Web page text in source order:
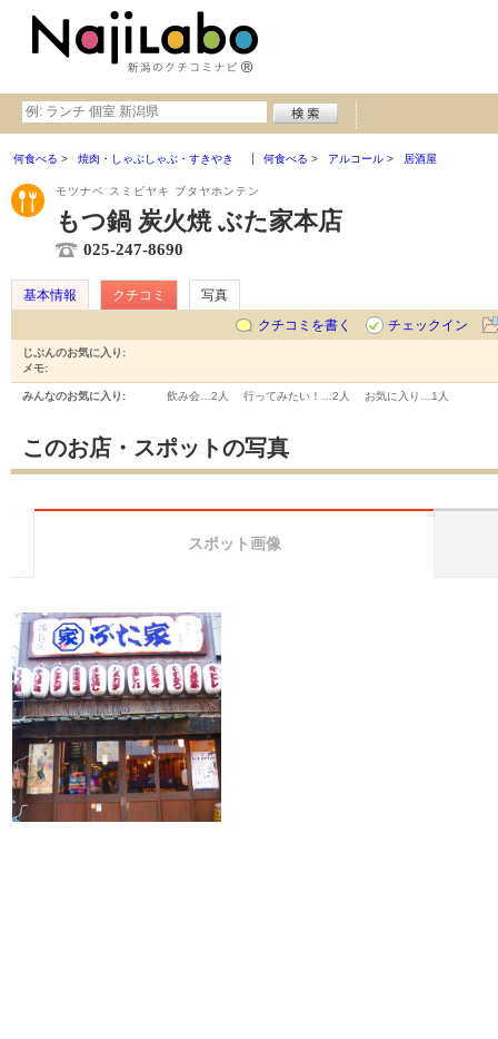
何食べる 焼肉・しゃぶしゃぶ・すきやき 何食べる アルコール 居酒屋
モツナベ スミビヤキ ブタヤホンテン
もつ鍋 炭火焼 ぶた家本店
025-247-8690
基本情報 クチコミ
写真
クチコミを書く
チェックイン
じぶんのお気に入り:
メモ:
みんなのお気に入り: 飲み会… 2人 行ってみたい！… 2人 お気に入り… 1人
このお店・スポットの写真
スポット画像